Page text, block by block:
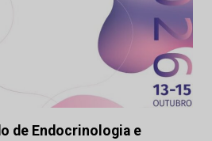
de Endocrinologia e